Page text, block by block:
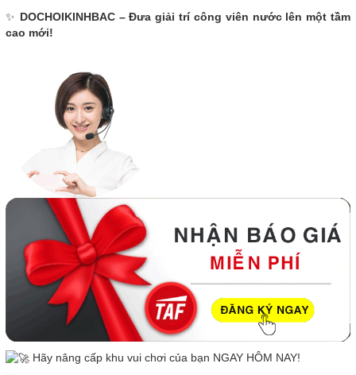
✨ DOCHOIKINHBAC – Đưa giải trí công viên nước lên một tầm
cao mới!
Hãy nâng cấp khu vui chơi của bạn NGAY HÔM NAY!